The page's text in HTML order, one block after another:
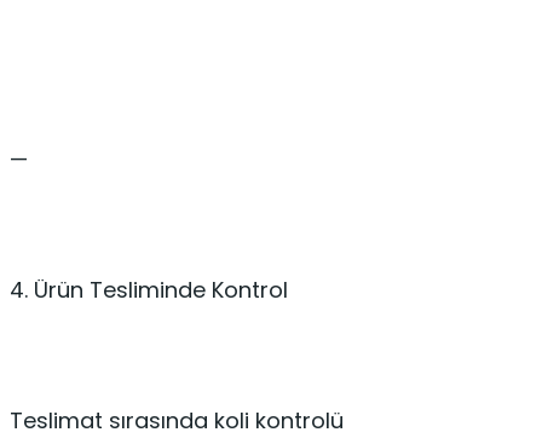
—
4. Ürün Tesliminde Kontrol
Teslimat sırasında koli kontrolü